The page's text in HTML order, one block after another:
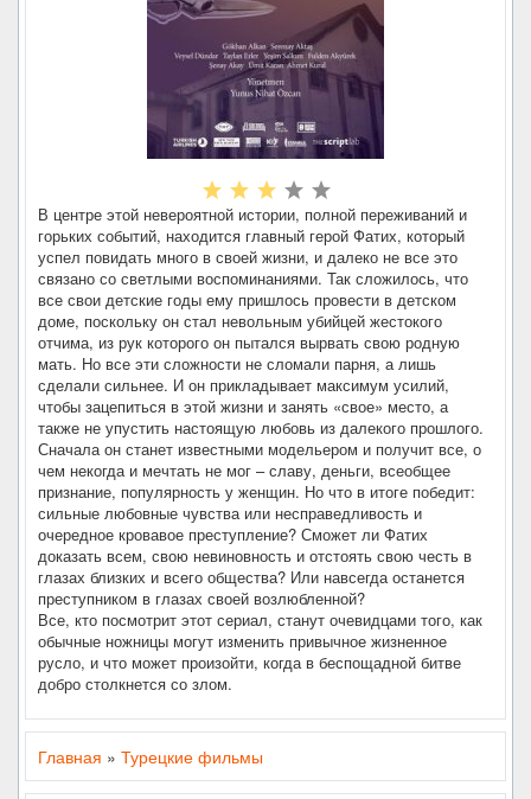
В центре этой невероятной истории, полной переживаний и
горьких событий, находится главный герой Фатих, который
успел повидать много в своей жизни, и далеко не все это
связано со светлыми воспоминаниями. Так сложилось, что
все свои детские годы ему пришлось провести в детском
доме, поскольку он стал невольным убийцей жестокого
отчима, из рук которого он пытался вырвать свою родную
мать. Но все эти сложности не сломали парня, а лишь
сделали сильнее. И он прикладывает максимум усилий,
чтобы зацепиться в этой жизни и занять «свое» место, а
также не упустить настоящую любовь из далекого прошлого.
Сначала он станет известными модельером и получит все, о
чем некогда и мечтать не мог – славу, деньги, всеобщее
признание, популярность у женщин. Но что в итоге победит:
сильные любовные чувства или несправедливость и
очередное кровавое преступление? Сможет ли Фатих
доказать всем, свою невиновность и отстоять свою честь в
глазах близких и всего общества? Или навсегда останется
преступником в глазах своей возлюбленной?
Все, кто посмотрит этот сериал, станут очевидцами того, как
обычные ножницы могут изменить привычное жизненное
русло, и что может произойти, когда в беспощадной битве
добро столкнется со злом.
Главная » Турецкие фильмы